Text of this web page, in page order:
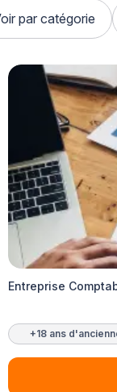
par catégorie
Entreprise
+18 ans